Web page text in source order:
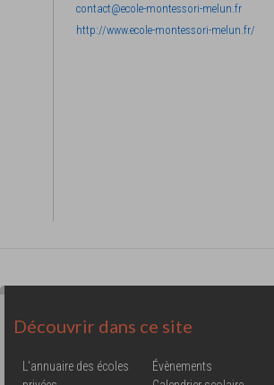
contact@ecole-montessori-melun.fr
http://www.ecole-montessori-melun.fr/
Découvrir dans ce site
L'annuaire des écoles
Évènements